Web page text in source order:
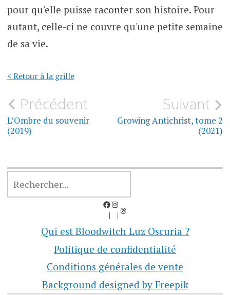
pour qu'elle puisse raconter son histoire. Pour
autant, celle-ci ne couvre qu'une petite semaine
de sa vie.
< Retour à la grille
Navigation
de
Précédent
L’Ombre du souvenir
(2019)
Suivant
Growing Antichrist, tome 2
(2021)
Facebook
Instagram
Threads
Qui est Bloodwitch Luz Oscuria ?
Politique de confidentialité
Conditions générales de vente
Background designed by Freepik